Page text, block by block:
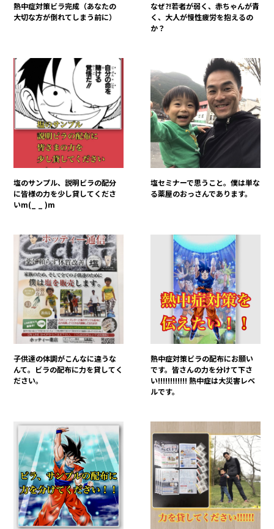
熱中症対策ビラ完成（あなたの
大切な方が倒れてしまう前に）
なぜ?!若者が弱く、赤ちゃんが青
く、大人が慢性疲労を抱えるの
か？
塩のサンプル、説明ビラの配分
に皆様の力を少し貸してくださ
いm(_ _ )m
塩セミナーで思うこと。僕は単な
る薬屋のおっさんであります。
子供達の体調がこんなに違うな
んて。ビラの配布に力を貸してく
ださい。
熱中症対策ビラの配布にお願い
です。皆さんの力を分けて下さ
い!!!!!!!!!!!! 熱中症は大災害レベ
ルです。